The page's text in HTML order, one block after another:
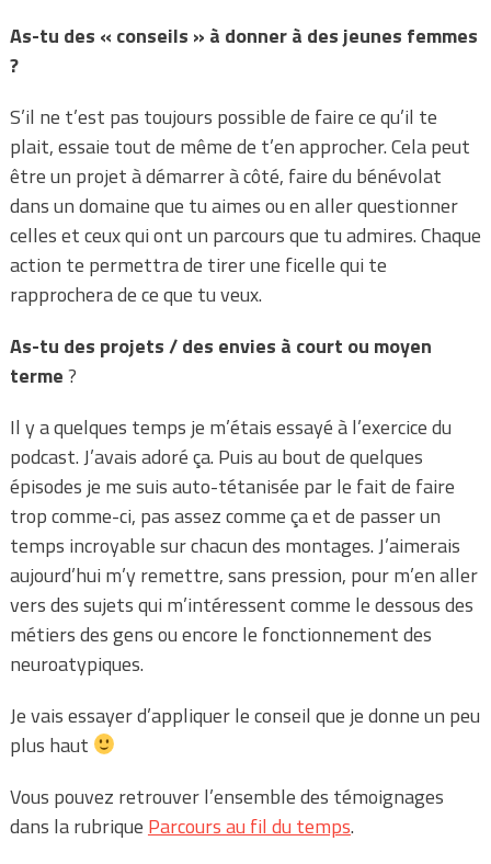
As-tu des « conseils » à donner à des jeunes femmes
?
S’il ne t’est pas toujours possible de faire ce qu’il te
plait, essaie tout de même de t’en approcher. Cela peut
être un projet à démarrer à côté, faire du bénévolat
dans un domaine que tu aimes ou en aller questionner
celles et ceux qui ont un parcours que tu admires. Chaque
action te permettra de tirer une ficelle qui te
rapprochera de ce que tu veux.
As-tu des projets / des envies à court ou moyen
terme?
Il y a quelques temps je m’étais essayé à l’exercice du
podcast. J’avais adoré ça. Puis au bout de quelques
épisodes je me suis auto-tétanisée par le fait de faire
trop comme-ci, pas assez comme ça et de passer un
temps incroyable sur chacun des montages. J’aimerais
aujourd’hui m’y remettre, sans pression, pour m’en aller
vers des sujets qui m’intéressent comme le dessous des
métiers des gens ou encore le fonctionnement des
neuroatypiques.
Je vais essayer d’appliquer le conseil que je donne un peu
plus haut
Vous pouvez retrouver l’ensemble des témoignages
dans la rubrique Parcours au fil du temps.